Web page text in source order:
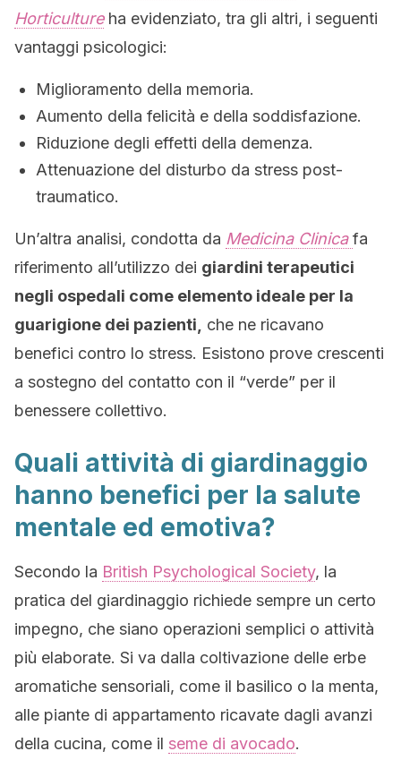
Horticultureha evidenziato, tra gli altri, i seguenti
vantaggi psicologici:
Miglioramento della memoria.
Aumento della felicità e della soddisfazione.
Riduzione degli effetti della demenza.
Attenuazione del disturbo da stress post-
traumatico.
Un’altra analisi, condotta da Medicina Clinicafa
riferimento all’utilizzo dei giardini terapeutici
negli ospedali come elemento ideale per la
guarigione dei pazienti,
che ne ricavano
benefici contro lo stress. Esistono prove crescenti
a sostegno del contatto con il “verde” per il
benessere collettivo.
Quali attività di giardinaggio
hanno benefici per la salute
mentale ed emotiva?
Secondo la British Psychological Society, la
pratica del giardinaggio richiede sempre un certo
impegno, che siano operazioni semplici o attività
più elaborate. Si va dalla coltivazione delle erbe
aromatiche sensoriali, come il basilico o la menta,
alle piante di appartamento ricavate dagli avanzi
della cucina, come il seme di avocado.